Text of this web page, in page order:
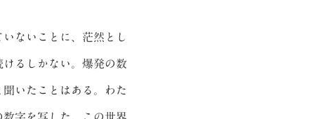
ないことに、茫然とし
るしかない。爆発の数
いたことはある。わた